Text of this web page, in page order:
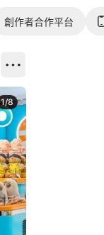
創作者合作平台
1/8